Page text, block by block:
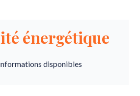
énergétique
disponibles